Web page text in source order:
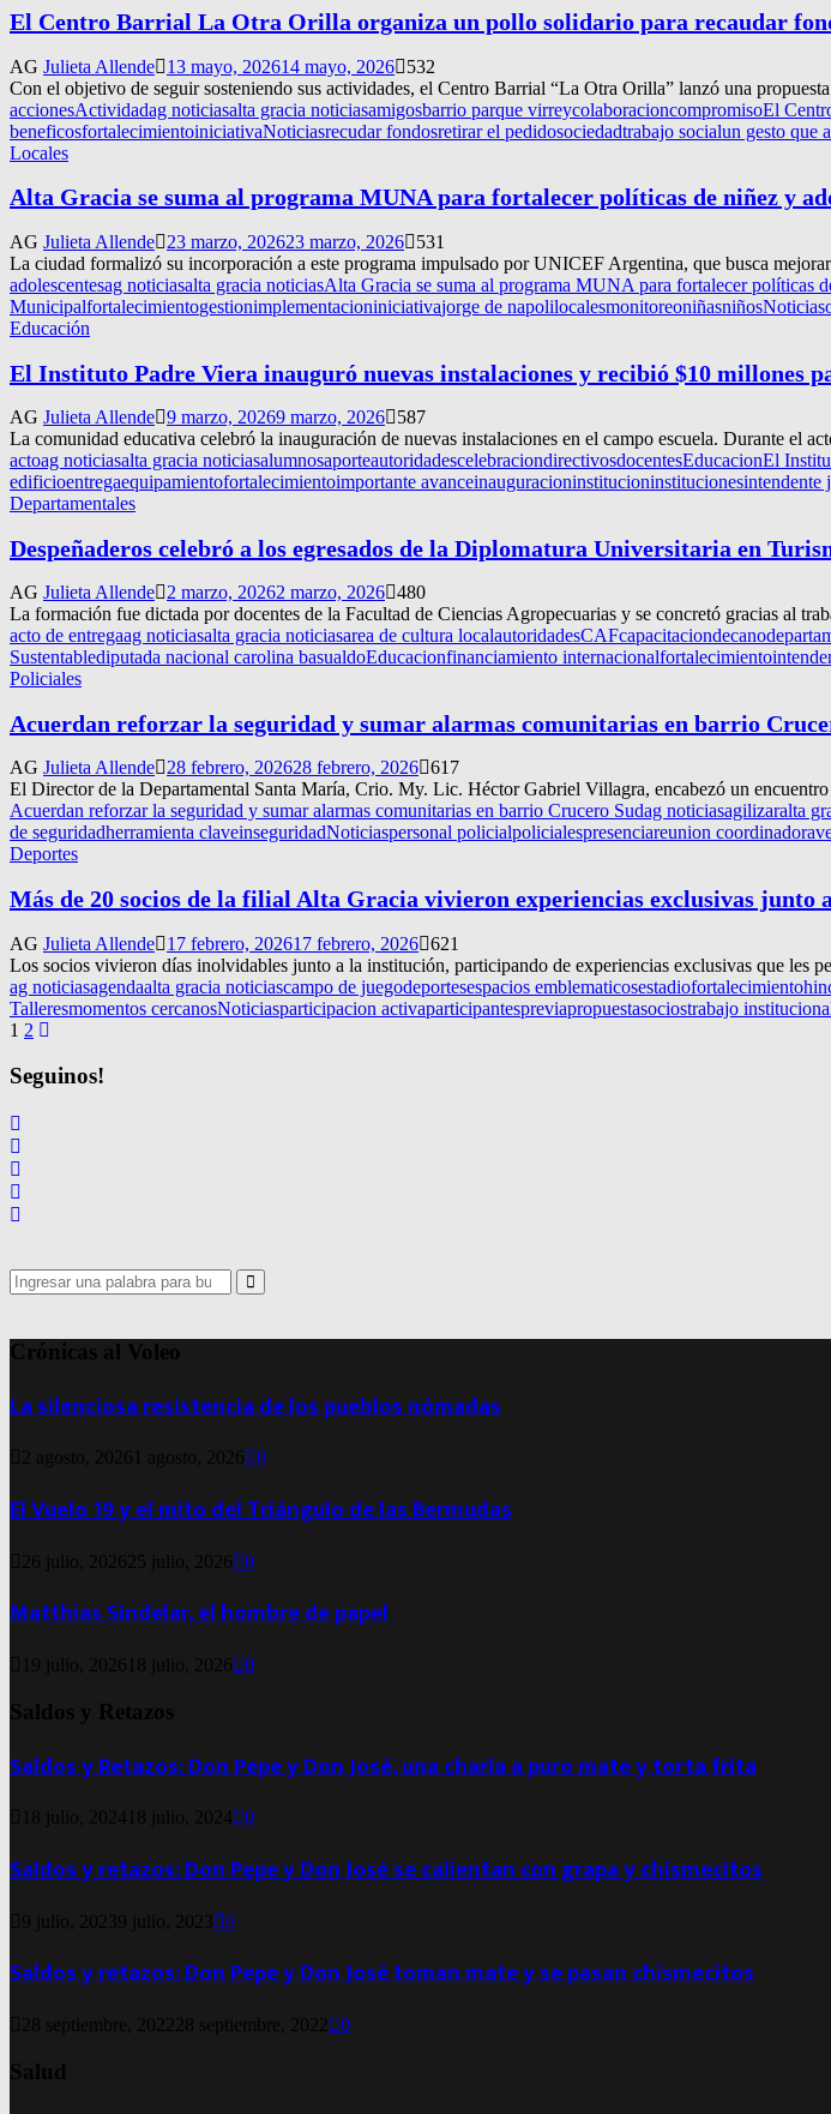
El Centro Barrial La Otra Orilla organiza un pollo solidario para recaudar
AG Julieta Allende 13 mayo, 202614 mayo, 2026
532
Con el objetivo de seguir sosteniendo sus actividades, el Centro Barrial “La Otra Orilla” lanzó una
accionesActividadag noticiasalta gracia noticiasamigosbarrio parque virreycolaboracioncompromisoEl
beneficosfortalecimientoiniciativaNoticiasrecudar fondosretirar el pedidosociedadtrabajo socialun gesto que
Locales
Alta Gracia se suma al programa MUNA para fortalecer políticas de niñez y
AG Julieta Allende 23 marzo, 202623 marzo, 2026
531
La ciudad formalizó su incorporación a este programa impulsado por UNICEF Argentina, que busca
adolescentesag noticiasalta gracia noticiasAlta Gracia se suma al programa MUNA para fortalecer políticas
Municipalfortalecimientogestionimplementacioniniciativajorge de napolilocalesmonitoreoniñasniñosNoticias
Educación
El Instituto Padre Viera inauguró nuevas instalaciones y recibió $10 millones
AG Julieta Allende 9 marzo, 20269 marzo, 2026
587
La comunidad educativa celebró la inauguración de nuevas instalaciones en el campo escuela. Durante el
actoag noticiasalta gracia noticiasalumnosaporteautoridadescelebraciondirectivosdocentesEducacionEl
edificioentregaequipamientofortalecimientoimportante avanceinauguracioninstitucioninstitucionesintendente
Departamentales
Despeñaderos celebró a los egresados de la Diplomatura Universitaria en
AG Julieta Allende 2 marzo, 20262 marzo, 2026 480
La formación fue dictada por docentes de la Facultad de Ciencias Agropecuarias y se concretó gracias al
acto de entregaag noticiasalta gracia noticiasarea de cultura localautoridadesCAFcapacitaciondecano
Sustentablediputada nacional carolina basualdoEducacionfinanciamiento internacionalfortalecimiento
Policiales
Acuerdan reforzar la seguridad y sumar alarmas comunitarias en barrio
AG Julieta Allende 28 febrero, 202628 febrero, 2026 617
El Director de la Departamental Santa María, Crio. My. Lic. Héctor Gabriel Villagra, encabezó un
Acuerdan reforzar la seguridad y sumar alarmas comunitarias en barrio Crucero Sudag noticiasagilizaralta
de seguridadherramienta claveinseguridadNoticiaspersonal policialpolicialespresenciareunion coordinadora
Deportes
Más de 20 socios de la filial Alta Gracia vivieron experiencias exclusivas junto
AG Julieta Allende 17 febrero, 202617 febrero, 2026 621
Los socios vivieron días inolvidables junto a la institución, participando de experiencias exclusivas que les
ag noticiasagendaalta gracia noticiascampo de juegodeportesespacios emblematicosestadiofortalecimiento
Talleresmomentos cercanosNoticiasparticipacion activaparticipantespreviapropuestasociostrabajo
Navegación
de
entradas
1 2
Seguinos!
Search
for:
Search
Crónicas al Voleo
La silenciosa resistencia de los pueblos nómadas
2 agosto, 2026 1 agosto, 2026 0
El Vuelo 19 y el mito del Triángulo de las Bermudas
26 julio, 2026 25 julio, 2026 0
Matthias Sindelar, el hombre de papel
19 julio, 2026 18 julio, 2026 0
Saldos y Retazos
Saldos y Retazos: Don Pepe y Don José, una charla a puro mate y torta frita
18 julio, 2024 18 julio, 2024 0
Saldos y retazos: Don Pepe y Don José se calientan con grapa y chismecitos
9 julio, 20239 julio, 2023 0
Saldos y retazos: Don Pepe y Don José toman mate y se pasan chismecitos
28 septiembre, 2022 28 septiembre, 2022 0
Salud